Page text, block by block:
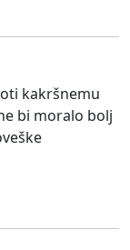
kakršnemu
bi moralo bolj